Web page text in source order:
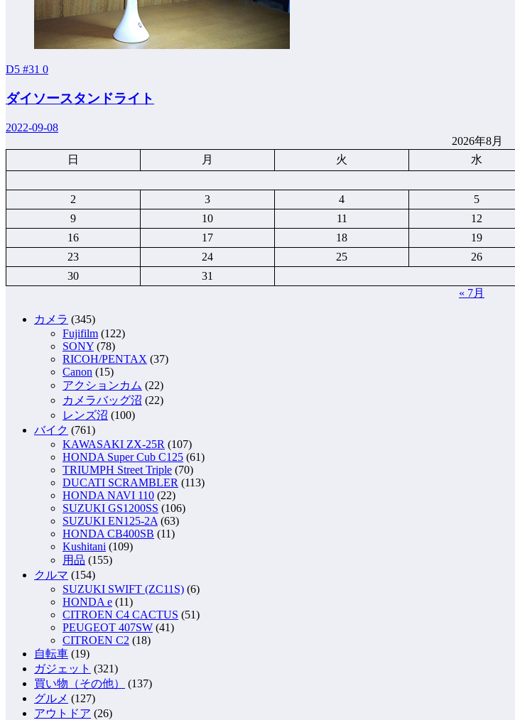
D5 #31 0
ダイソースタンドライト
2022-09-08
2026年8月
日
月 火 水
2
3 4 5
9
10 11 12
16
17 18 19
23
24 25 26
30
31
« 7月
カメラ (345)
Fujifilm (122)
SONY (78)
RICOH/PENTAX (37)
Canon (15)
アクションカム (22)
カメラバッグ沼 (22)
レンズ沼 (100)
バイク (761)
KAWASAKI ZX-25R (107)
HONDA Super Cub C125 (61)
TRIUMPH Street Triple (70)
DUCATI SCRAMBLER (113)
HONDA NAVI 110 (22)
SUZUKI GS1200SS (106)
SUZUKI EN125-2A (63)
HONDA CB400SB (11)
Kushitani (109)
用品 (155)
クルマ (154)
SUZUKI SWIFT (ZC11S) (6)
HONDA e (11)
CITROEN C4 CACTUS (51)
PEUGEOT 407SW (41)
CITROEN C2 (18)
自転車 (19)
ガジェット (321)
買い物（その他）
(137)
グルメ (127)
アウトドア (26)